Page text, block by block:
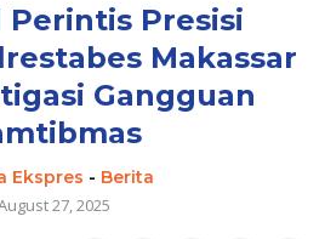
Perintis Presisi
Makassar
Gangguan
Ekspres - Berita
27, 2025